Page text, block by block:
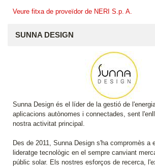
Veure fitxa de proveïdor de NERI S.p. A.
SUNNA DESIGN
Sunna Design és el líder de la gestió de
aplicacions autònomes i connectades, sent
nostra activitat principal.
Des de 2011, Sunna Design s'ha compromès a
lideratge tecnològic en el sempre canviant
públic solar. Els nostres esforços de recerca,